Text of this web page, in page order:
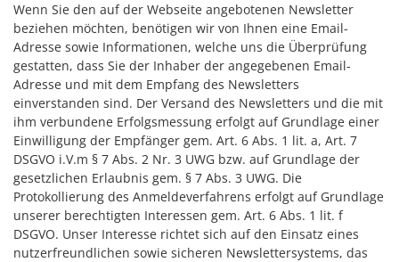
Wenn Sie den auf der Webseite angebotenen Newsletter
beziehen möchten, benötigen wir von Ihnen eine Email-
Adresse sowie Informationen, welche uns die Überprüfung
gestatten, dass Sie der Inhaber der angegebenen Email-
Adresse und mit dem Empfang des Newsletters
einverstanden sind. Der Versand des Newsletters und die mit
ihm verbundene Erfolgsmessung erfolgt auf Grundlage einer
Einwilligung der Empfänger gem. Art. 6 Abs. 1 lit. a, Art. 7
DSGVO i.V.m § 7 Abs. 2 Nr. 3 UWG bzw. auf Grundlage der
gesetzlichen Erlaubnis gem. § 7 Abs. 3 UWG. Die
Protokollierung des Anmeldeverfahrens erfolgt auf Grundlage
unserer berechtigten Interessen gem. Art. 6 Abs. 1 lit. f
DSGVO. Unser Interesse richtet sich auf den Einsatz eines
nutzerfreundlichen sowie sicheren Newslettersystems, das